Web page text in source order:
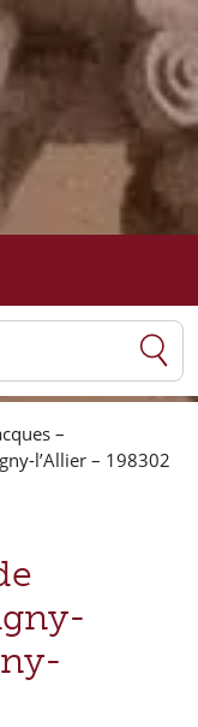
disponibles,
–
l’Allier – 198302